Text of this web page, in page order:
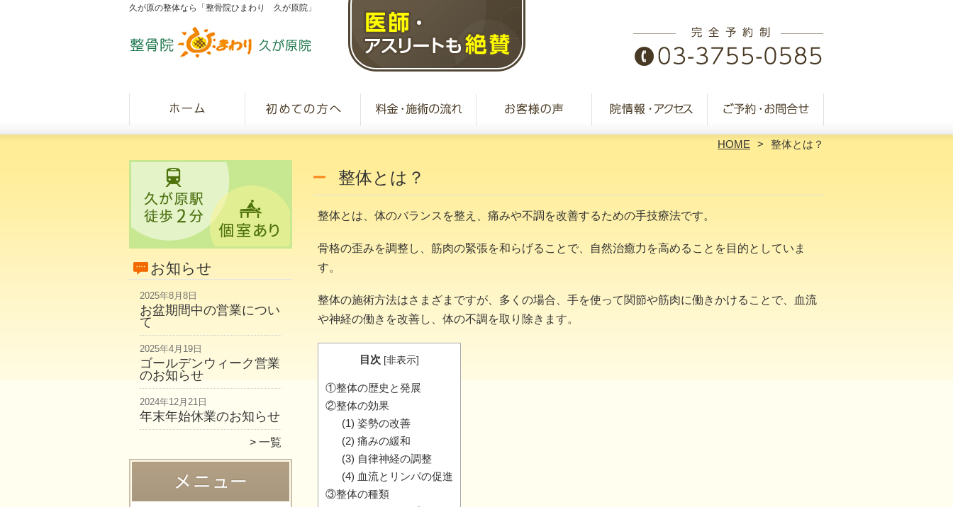
久が原の整体なら「整骨院ひまわり 久が原院」
HOME 整体とは？
お知らせ
2025年8月8日
お盆期間中の営業につい
て
2025年4月19日
ゴールデンウィーク営業
のお知らせ
2024年12月21日
年末年始休業のお知らせ
一覧
整体とは？
整体とは、体のバランスを整え、痛みや不調を改善するための手技療法です。
骨格の歪みを調整し、筋肉の緊張を和らげることで、自然治癒力を高めることを目的としていま
す。
整体の施術方法はさまざまですが、多くの場合、手を使って関節や筋肉に働きかけることで、血流
や神経の働きを改善し、体の不調を取り除きます。
目次 [非表示]
①整体の歴史と発展
②整体の効果
(1) 姿勢の改善
(2) 痛みの緩和
(3) 自律神経の調整
(4) 血流とリンパの促進
③整体の種類